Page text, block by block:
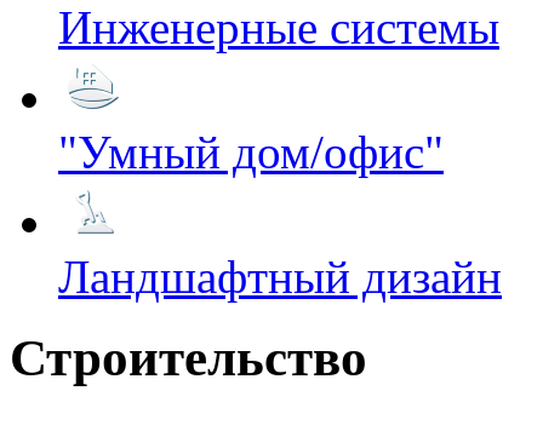
Инженерные системы
"Умный дом/офис"
Ландшафтный дизайн
Строительство